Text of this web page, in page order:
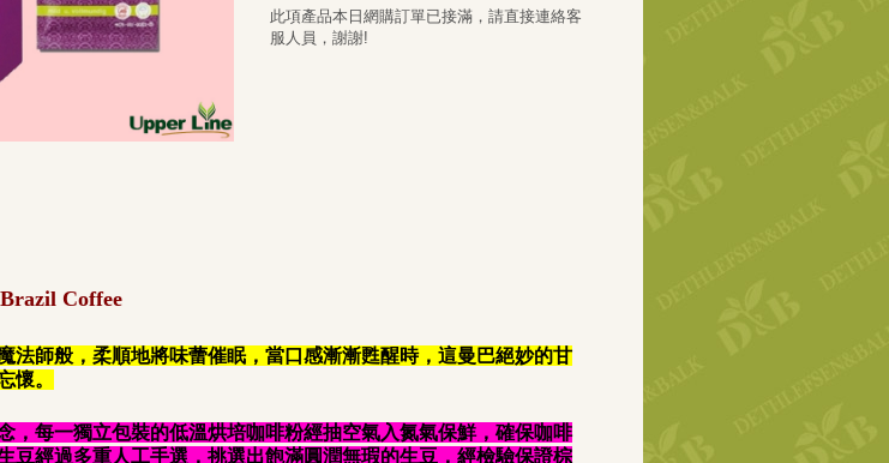
此項產品本日網購訂單已接滿，請直接連絡客
服人員，謝謝!
Coffee
法師般，柔順地將味蕾催眠，當口感漸漸甦醒時，這曼巴絕妙的甘
懷。
，每一獨立包裝的低溫烘培咖啡粉經抽空氣入氮氣保鮮，確保咖啡
豆經過多重人工手選，挑選出飽滿圓潤無瑕的生豆，經檢驗保證棕